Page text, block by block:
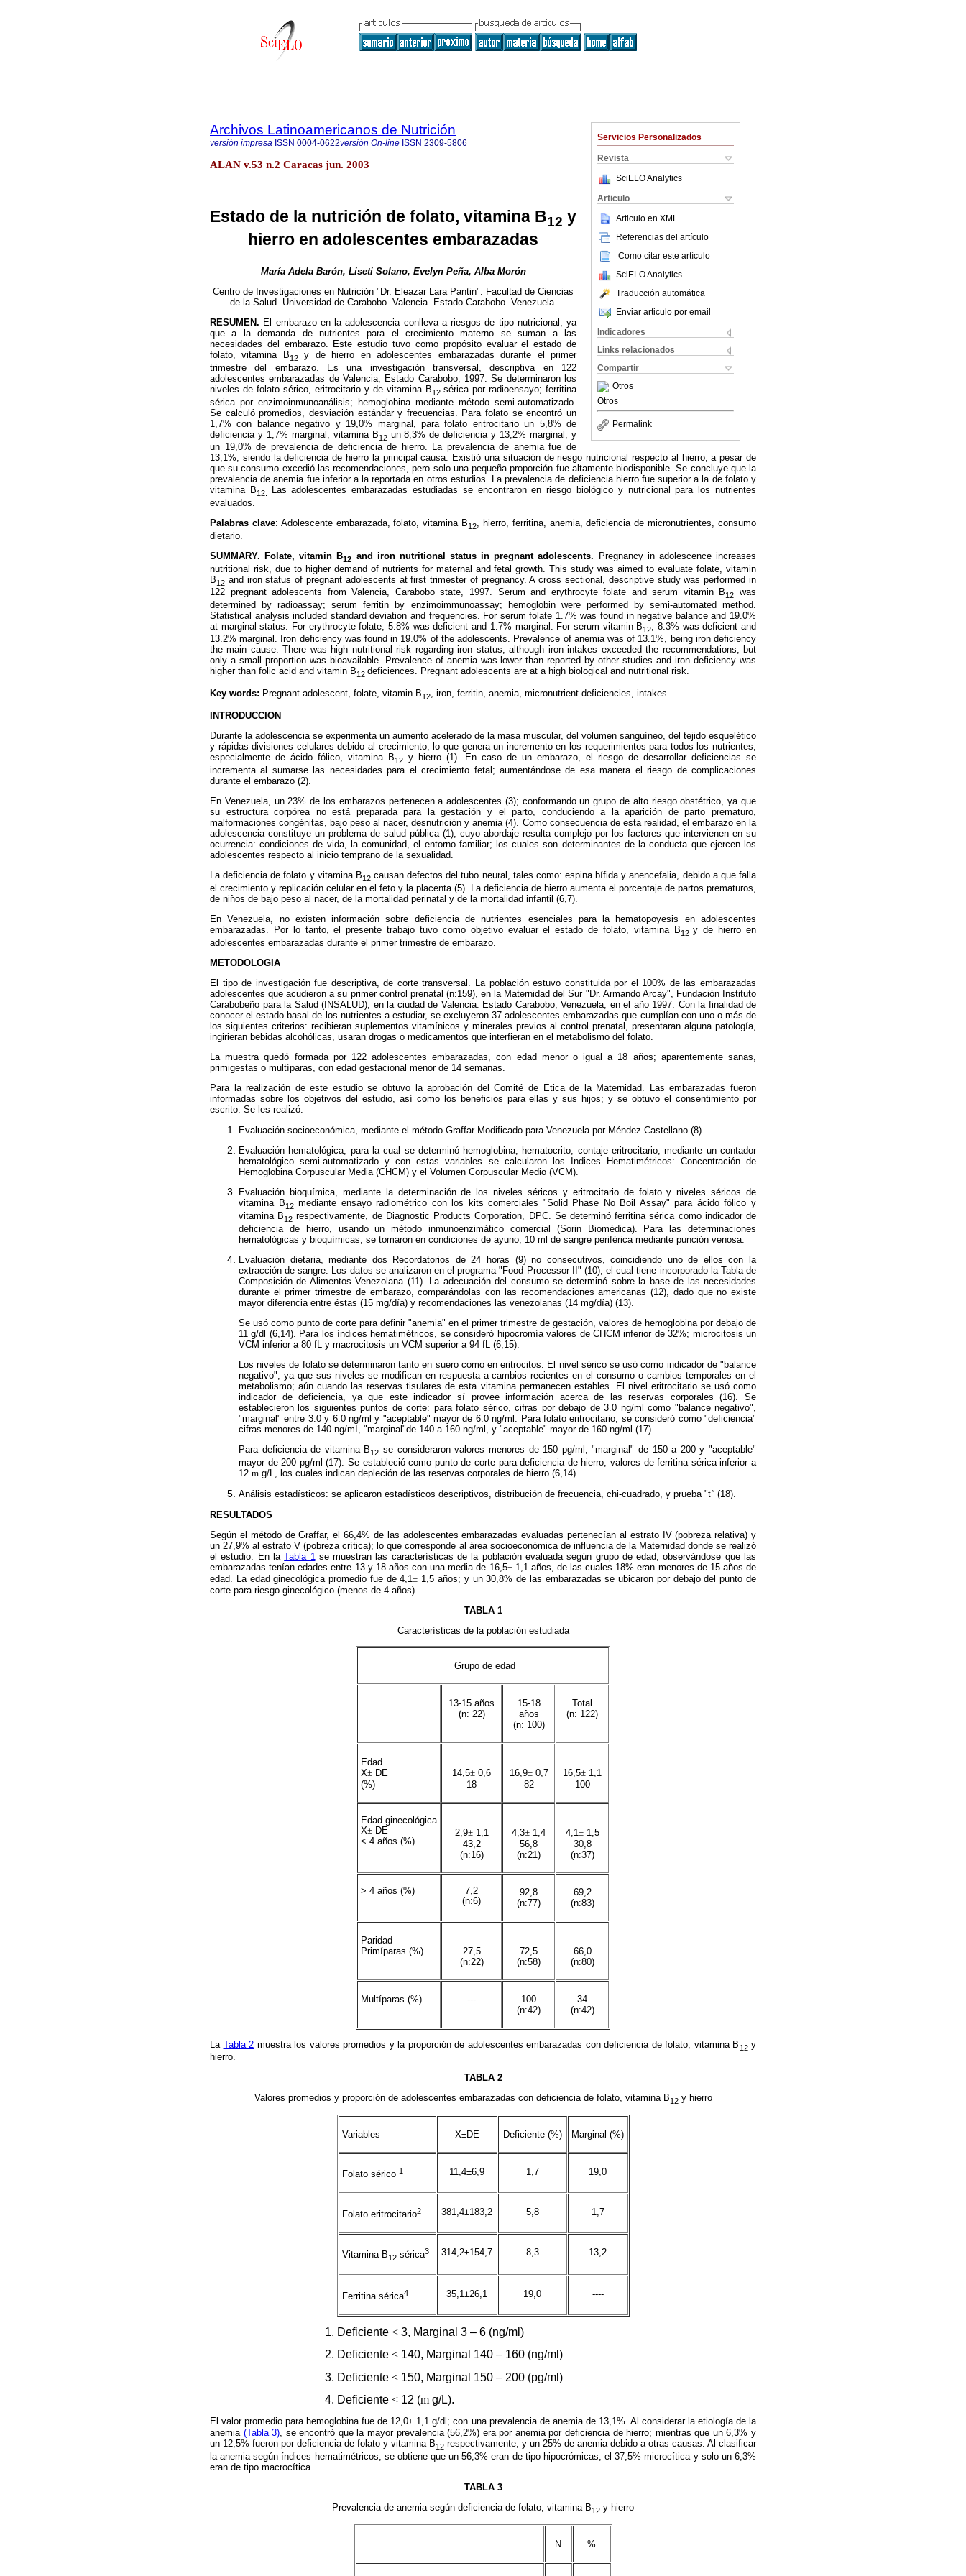
Servicios Personalizados
Revista
SciELO Analytics
Articulo
Articulo en XML
Referencias del artículo
Como citar este artículo
SciELO Analytics
Traducción automática
Enviar articulo por email
Indicadores
Links relacionados
Compartir
Otros
Otros
Permalink
Archivos Latinoamericanos de Nutrición
versión impresa ISSN 0004-0622versión On-line ISSN 2309-5806
ALAN v.53 n.2 Caracas jun. 2003
Estado de la nutrición de folato, vitamina B12 y
hierro en adolescentes embarazadas
María Adela Barón, Liseti Solano, Evelyn Peña, Alba Morón
Centro de Investigaciones en Nutrición "Dr. Eleazar Lara Pantin". Facultad de Ciencias
de la Salud. Universidad de Carabobo. Valencia. Estado Carabobo. Venezuela.
RESUMEN. El embarazo en la adolescencia conlleva a riesgos de tipo nutricional, ya
que a la demanda de nutrientes para el crecimiento materno se suman a las
necesidades del embarazo. Este estudio tuvo como propósito evaluar el estado de
folato, vitamina B12y de hierro en adolescentes embarazadas durante el primer
trimestre del embarazo. Es una investigación transversal, descriptiva en 122
adolescentes embarazadas de Valencia, Estado Carabobo, 1997. Se determinaron los
niveles de folato sérico, eritrocitario y de vitamina B12 sérica por radioensayo; ferritina
sérica por enzimoinmunoanálisis; hemoglobina mediante método semi-automatizado.
Se calculó promedios, desviación estándar y frecuencias. Para folato se encontró un
1,7% con balance negativo y 19,0% marginal, para folato eritrocitario un 5,8% de
deficiencia y 1,7% marginal; vitamina B12un 8,3% de deficiencia y 13,2% marginal, y
un 19,0% de prevalencia de deficiencia de hierro. La prevalencia de anemia fue de
13,1%, siendo la deficiencia de hierro la principal causa. Existió una situación de riesgo nutricional respecto al hierro, a pesar de
que su consumo excedió las recomendaciones, pero solo una pequeña proporción fue altamente biodisponible. Se concluye que la
prevalencia de anemia fue inferior a la reportada en otros estudios. La prevalencia de deficiencia hierro fue superior a la de folato y
vitamina B12.
Las adolescentes embarazadas estudiadas se encontraron en riesgo biológico y nutricional para los nutrientes
evaluados.
Palabras clave: Adolescente embarazada, folato, vitamina B12, hierro, ferritina, anemia, deficiencia de micronutrientes, consumo
dietario.
SUMMARY. Folate, vitamin B12 and iron nutritional status in pregnant adolescents.
Pregnancy in adolescence increases
nutritional risk, due to higher demand of nutrients for maternal and fetal growth. This study was aimed to evaluate folate, vitamin
B12 and iron status of pregnant adolescents at first trimester of pregnancy. A cross sectional, descriptive study was performed in
122 pregnant adolescents from Valencia, Carabobo state, 1997. Serum and erythrocyte folate and serum vitamin B12
was
determined by radioassay; serum ferritin by enzimoimmunoassay; hemoglobin were performed by semi-automated method.
Statistical analysis included standard deviation and frequencies. For serum folate 1.7% was found in negative balance and 19.0%
at marginal status. For erythrocyte folate, 5.8% was deficient and 1.7% marginal. For serum vitamin B12
, 8.3% was deficient and
13.2% marginal. Iron deficiency was found in 19.0% of the adolescents. Prevalence of anemia was of 13.1%, being iron deficiency
the main cause. There was high nutritional risk regarding iron status, although iron intakes exceeded the recommendations, but
only a small proportion was bioavailable. Prevalence of anemia was lower than reported by other studies and iron deficiency was
higher than folic acid and vitamin B12 deficiences. Pregnant adolescents are at a high biological and nutritional risk.
Key words: Pregnant adolescent, folate, vitamin B12, iron, ferritin, anemia, micronutrient deficiencies, intakes.
INTRODUCCION
Durante la adolescencia se experimenta un aumento acelerado de la masa muscular, del volumen sanguíneo, del tejido esquelético
y rápidas divisiones celulares debido al crecimiento, lo que genera un incremento en los requerimientos para todos los nutrientes,
especialmente de ácido fólico, vitamina B12 y hierro (1). En caso de un embarazo, el riesgo de desarrollar deficiencias se
incrementa al sumarse las necesidades para el crecimiento fetal; aumentándose de esa manera el riesgo de complicaciones
durante el embarazo (2).
En Venezuela, un 23% de los embarazos pertenecen a adolescentes (3); conformando un grupo de alto riesgo obstétrico, ya que
su estructura corpórea no está preparada para la gestación y el parto, conduciendo a la aparición de parto prematuro,
malformaciones congénitas, bajo peso al nacer, desnutrición y anemia (4). Como consecuencia de esta realidad, el embarazo en la
adolescencia constituye un problema de salud pública (1), cuyo abordaje resulta complejo por los factores que intervienen en su
ocurrencia: condiciones de vida, la comunidad, el entorno familiar; los cuales son determinantes de la conducta que ejercen los
adolescentes respecto al inicio temprano de la sexualidad.
La deficiencia de folato y vitamina B12causan defectos del tubo neural, tales como: espina bífida y anencefalia, debido a que falla
el crecimiento y replicación celular en el feto y la placenta (5). La deficiencia de hierro aumenta el porcentaje de partos prematuros,
de niños de bajo peso al nacer, de la mortalidad perinatal y de la mortalidad infantil (6,7).
En Venezuela, no existen información sobre deficiencia de nutrientes esenciales para la hematopoyesis en adolescentes
embarazadas. Por lo tanto, el presente trabajo tuvo como objetivo evaluar el estado de folato, vitamina B12y de hierro en
adolescentes embarazadas durante el primer trimestre de embarazo.
METODOLOGIA
El tipo de investigación fue descriptiva, de corte transversal. La población estuvo constituida por el 100% de las embarazadas
adolescentes que acudieron a su primer control prenatal (n:159), en la Maternidad del Sur "Dr. Armando Arcay", Fundación Instituto
Carabobeño para la Salud (INSALUD), en la ciudad de Valencia. Estado Carabobo, Venezuela, en el año 1997. Con la finalidad de
conocer el estado basal de los nutrientes a estudiar, se excluyeron 37 adolescentes embarazadas que cumplían con uno o más de
los siguientes criterios: recibieran suplementos vitamínicos y minerales previos al control prenatal, presentaran alguna patología,
ingirieran bebidas alcohólicas, usaran drogas o medicamentos que interfieran en el metabolismo del folato.
La muestra quedó formada por 122 adolescentes embarazadas, con edad menor o igual a 18 años; aparentemente sanas,
primigestas o multíparas, con edad gestacional menor de 14 semanas.
Para la realización de este estudio se obtuvo la aprobación del Comité de Etica de la Maternidad. Las embarazadas fueron
informadas sobre los objetivos del estudio, así como los beneficios para ellas y sus hijos; y se obtuvo el consentimiento por
escrito. Se les realizó:
Evaluación socioeconómica, mediante el método Graffar Modificado para Venezuela por Méndez Castellano (8).
Evaluación hematológica, para la cual se determinó hemoglobina, hematocrito, contaje eritrocitario, mediante un contador
hematológico semi-automatizado y con estas variables se calcularon los Indices Hematimétricos: Concentración de
Hemoglobina Corpuscular Media (CHCM) y el Volumen Corpuscular Medio (VCM).
Evaluación bioquímica, mediante la determinación de los niveles séricos y eritrocitario de folato y niveles séricos de
vitamina B12mediante ensayo radiométrico con los kits comerciales "Solid Phase No Boil Assay" para ácido fólico y
vitamina B12 respectivamente, de Diagnostic Products Corporation, DPC. Se determinó ferritina sérica como indicador de
deficiencia de hierro, usando un método inmunoenzimático comercial (Sorin Biomédica). Para las determinaciones
hematológicas y bioquímicas, se tomaron en condiciones de ayuno, 10 ml de sangre periférica mediante punción venosa.
Evaluación dietaria, mediante dos Recordatorios de 24 horas (9) no consecutivos, coincidiendo uno de ellos con la
extracción de sangre. Los datos se analizaron en el programa "Food Processor II" (10), el cual tiene incorporado la Tabla de
Composición de Alimentos Venezolana (11). La adecuación del consumo se determinó sobre la base de las necesidades
durante el primer trimestre de embarazo, comparándolas con las recomendaciones americanas (12),
dado que no existe
mayor diferencia entre éstas (15 mg/día) y recomendaciones las venezolanas (14 mg/día) (13).
Se usó como punto de corte para definir "anemia" en el primer trimestre de gestación, valores de hemoglobina por debajo de
11 g/dl (6,14). Para los índices hematimétricos, se consideró hipocromía valores de CHCM inferior de 32%; microcitosis un
VCM inferior a 80 fL y macrocitosis un VCM superior a 94 fL (6,15).
Los niveles de folato se determinaron tanto en suero como en eritrocitos. El nivel sérico se usó como indicador de "balance
negativo", ya que sus niveles se modifican en respuesta a cambios recientes en el consumo o cambios temporales en el
metabolismo; aún cuando las reservas tisulares de esta vitamina permanecen estables. El nivel eritrocitario se usó como
indicador de deficiencia, ya que este indicador sí provee información acerca de las reservas corporales (16). Se
establecieron los siguientes puntos de corte: para folato sérico, cifras por debajo de 3.0 ng/ml como "balance negativo",
"marginal" entre 3.0 y 6.0 ng/ml y "aceptable" mayor de 6.0 ng/ml. Para folato eritrocitario, se consideró como "deficiencia"
cifras menores de 140 ng/mI, "marginal"de 140 a 160 ng/ml, y "aceptable" mayor de 160 ng/ml (17).
Para deficiencia de vitamina B12 se consideraron valores menores de 150 pg/ml, "marginal" de 150 a 200 y "aceptable"
mayor de 200 pg/ml (17). Se estableció como punto de corte para deficiencia de hierro, valores de ferritina sérica inferior a
12 m g/L, los cuales indican depleción de las reservas corporales de hierro (6,14).
Análisis estadísticos: se aplicaron estadísticos descriptivos, distribución de frecuencia, chi-cuadrado, y prueba "t" (18).
RESULTADOS
Según el método de Graffar, el 66,4% de las adolescentes embarazadas evaluadas pertenecían al estrato IV (pobreza relativa) y
un 27,9% al estrato V (pobreza crítica); lo que corresponde al área socioeconómica de influencia de la Maternidad donde se realizó
el estudio. En laTabla 1se muestran las características de la población evaluada según grupo de edad, observándose que las
embarazadas tenían edades entre 13 y 18 años con una media de 16,5±1,1 años, de las cuales 18% eran menores de 15 años de
edad. La edad ginecológica promedio fue de 4,1± 1,5 años; y un 30,8% de las embarazadas se ubicaron por debajo del punto de
corte para riesgo ginecológico (menos de 4 años).
TABLA 1
Características de la población estudiada
Grupo de edad
13-15 años
(n: 22)
15-18
años
(n: 100)
Total
(n: 122)
Edad
X± DE
(%)
14,5± 0,6
18
16,9±0,7
82
16,5± 1,1
100
Edad ginecológica
X± DE
< 4 años (%)
2,9±1,1
43,2
(n:16)
4,3± 1,4
56,8
(n:21)
4,1 ±1,5
30,8
(n:37)
> 4 años (%)
7,2
(n:6)
92,8
(n:77)
69,2
(n:83)
Paridad
Primíparas (%)
27,5
(n:22)
72,5
(n:58)
66,0
(n:80)
Multíparas (%) ---
100
(n:42)
34
(n:42)
La Tabla 2 muestra los valores promedios y la proporción de adolescentes embarazadas con deficiencia de folato, vitamina B 12y
hierro.
TABLA 2
Valores promedios y proporción de adolescentes embarazadas con deficiencia de folato, vitamina B12y hierro
Variables X±DE Deficiente (%) Marginal (%)
Folato sérico 1 11,4±6,9 1,7 19,0
Folato eritrocitario2 381,4±183,2 5,8 1,7
Vitamina B12sérica3 314,2±154,7 8,3 13,2
Ferritina sérica4 35,1±26,1 19,0 ----
1. Deficiente < 3, Marginal 3 – 6 (ng/ml)
2. Deficiente < 140, Marginal 140 – 160 (ng/ml)
3. Deficiente < 150, Marginal 150 – 200 (pg/ml)
4. Deficiente < 12 (m g/L).
El valor promedio para hemoglobina fue de 12,0± 1,1 g/dl; con una prevalencia de anemia de 13,1%. Al considerar la etiología de la
anemia (Tabla 3), se encontró que la mayor prevalencia (56,2%) era por anemia por deficiencia de hierro; mientras que un 6,3% y
un 12,5% fueron por deficiencia de folato y vitamina B12 respectivamente; y un 25% de anemia debido a otras causas. Al clasificar
la anemia según índices hematimétricos, se obtiene que un 56,3% eran de tipo hipocrómicas, el 37,5% microcítica y solo un 6,3%
eran de tipo macrocítica.
TABLA 3
Prevalencia de anemia según deficiencia de folato, vitamina B12 y hierro
N %